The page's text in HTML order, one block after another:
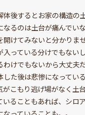
体後するとお家の構造の
なるのは土台が痛んでい
開けてみないと分かりま
入っている分けでもない
わけでもないから大丈夫
した後は悲惨になってい
がこもり逃げ場がなく土
いることもあれば、シロ